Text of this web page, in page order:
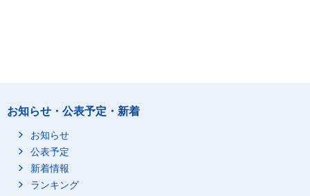
お知らせ・公表予定・新着
お知らせ
公表予定
新着情報
ランキング